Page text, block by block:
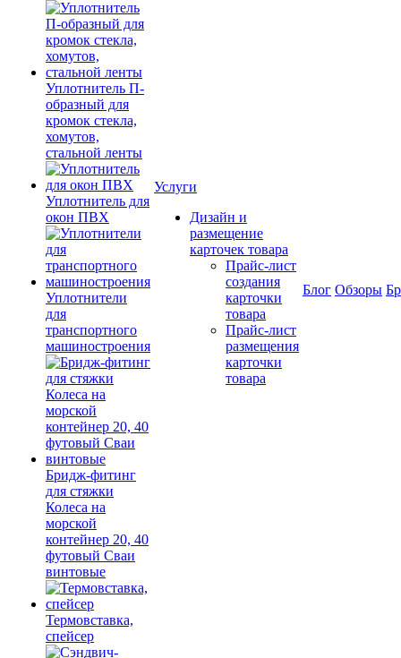
Уплотнитель П-
образный для
кромок стекла,
хомутов,
стальной ленты
Уплотнитель для
окон ПВХ
Уплотнители
для
транспортного
машиностроения
Бридж-фитинг
для стяжки
Колеса на
морской
контейнер 20, 40
футовый Сваи
винтовые
Термовставка,
спейсер
Услуги
Дизайн и
размещение
карточек товара
Прайс-лист
создания
карточки
товара
Прайс-лист
размещения
карточки
товара
Блог Обзоры